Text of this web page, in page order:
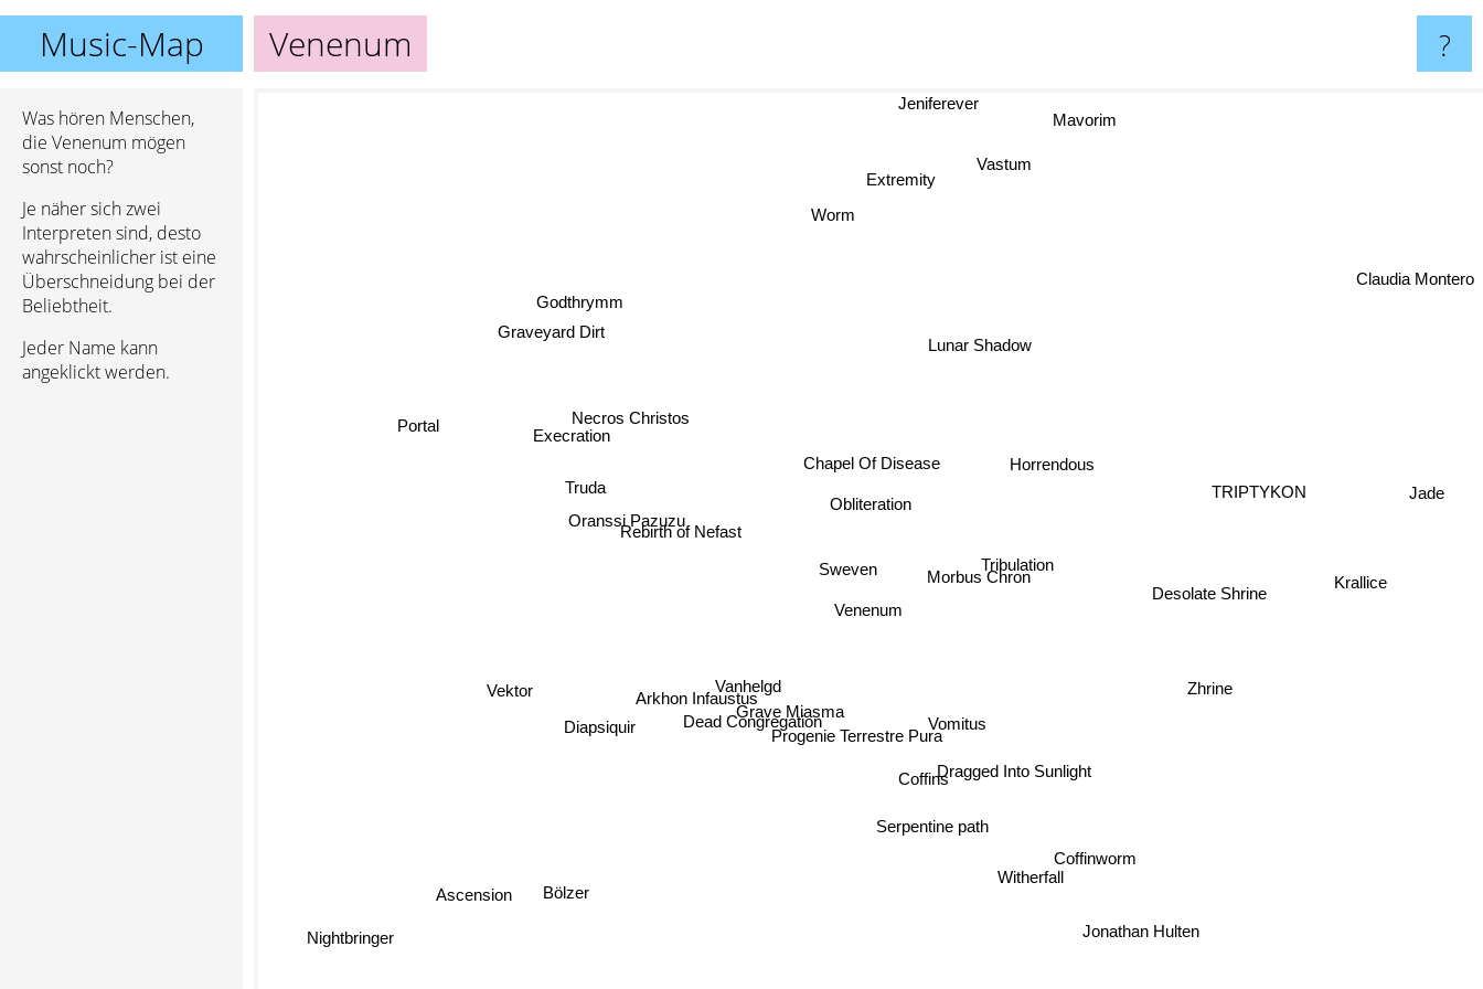
Music-Map Venenum ?
Was hören Menschen,
die Venenum mögen
sonst noch?
Je näher sich zwei
Interpreten sind, desto
wahrscheinlicher ist eine
Überschneidung bei der
Beliebtheit.
Jeder Name kann
angeklickt werden.
Venenum
Morbus Chron
Tribulation
Sweven
Horrendous
Chapel Of Disease
Obliteration
Vanhelgd
Progenie Terrestre Pura
Grave Miasma
Oranssi Pazuzu
Execration
Dead Congregation Vomitus
Krallice
Arkhon Infaustus
Coffins
Serpentine path
Diapsiquir
Necros Christos
Lunar Shadow
Zhrine
Vektor
Bölzer
Dragged Into Sunlight
TRIPTYKON
Desolate Shrine
Worm
Witherfall
Jonathan Hulten
Coffinworm
Truda
Extremity
Ascension
Jade
Mavorim
Jeniferever
Portal
Nightbringer
Claudia Montero
Vastum